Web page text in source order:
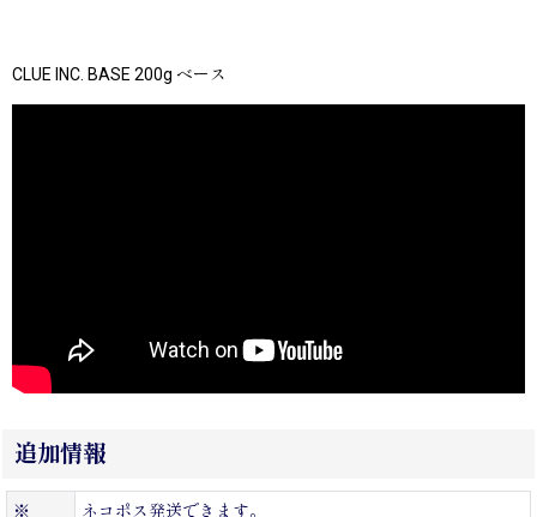
CLUE INC. BASE 200g ベース
追加情報
※ ネコポス発送できます。